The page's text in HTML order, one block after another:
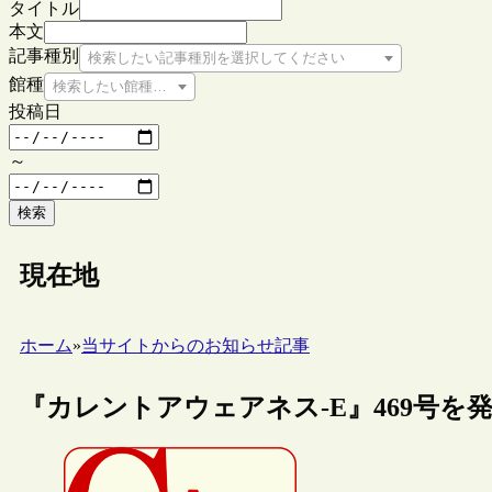
タイトル
本文
記事種別
検索したい記事種別を選択してください
館種 検索したい館種を選択してください
投稿日
～
検索
現在地
ホーム»当サイトからのお知らせ記事
『カレントアウェアネス-E』469号を